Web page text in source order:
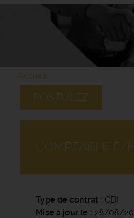
Accueil
POSTULEZ
COMPTABLE F/H
Type de contrat
CDI
Mise à jour le
28/08/